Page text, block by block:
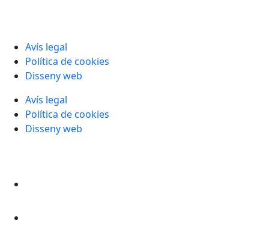
Avís legal
Política de cookies
Disseny web
Avís legal
Política de cookies
Disseny web